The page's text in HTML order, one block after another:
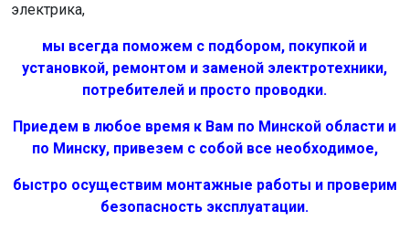
электрика,
мы всегда поможем с подбором, покупкой и
установкой, ремонтом и заменой электротехники,
потребителей и просто проводки.
Приедем в любое время к Вам по Минской области и
по Минску, привезем с собой все необходимое,
быстро осуществим монтажные работы и проверим
безопасность эксплуатации.